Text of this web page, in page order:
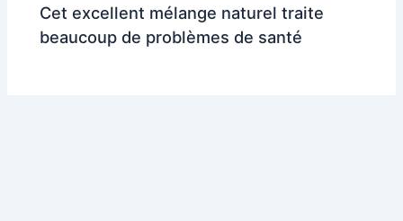
Cet excellent mélange naturel traite
beaucoup de problèmes de santé